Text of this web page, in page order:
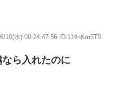
10(水) 00:24:47.56 ID:114nKm5T0
ら入れたのに